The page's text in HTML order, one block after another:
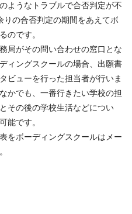
ようなトラブルで合否判定が不
の合否判定の期間をあえてボ
のです。
局がその問い合わせの窓口とな
ィングスクールの場合、出願書
ビューを行った担当者が行いま
かでも、一番行きたい学校の担
その後の学校生活などについ
能です。
をボーディングスクールはメー